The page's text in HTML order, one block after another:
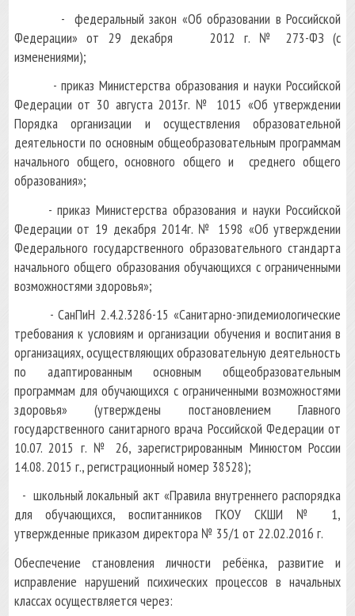
- федеральный закон «Об образовании в Российской
Федерации» от 29 декабря 2012 г. № 273-ФЗ (с
изменениями);
- приказ Министерства образования и науки Российской
Федерации от 30 августа 2013г. № 1015 «Об утверждении
Порядка организации и осуществления образовательной
деятельности по основным общеобразовательным программам
начального общего, основного общего и среднего общего
образования»;
- приказ Министерства образования и науки Российской
Федерации от 19 декабря 2014г. № 1598 «Об утверждении
Федерального государственного образовательного стандарта
начального общего образования обучающихся с ограниченными
возможностями здоровья»;
- СанПиН 2.4.2.3286-15 «Санитарно-эпидемиологические
требования к условиям и организации обучения и воспитания в
организациях, осуществляющих образовательную деятельность
по адаптированным основным общеобразовательным
программам для обучающихся с ограниченными возможностями
здоровья» (утверждены постановлением Главного
государственного санитарного врача Российской Федерации от
10.07. 2015 г. № 26, зарегистрированным Минюстом России
14.08. 2015 г., регистрационный номер 38528);
- школьный локальный акт «Правила внутреннего распорядка
для обучающихся, воспитанников ГКОУ СКШИ № 1,
утвержденные приказом директора № 35/1 от 22.02.2016 г.
Обеспечение становления личности ребёнка, развитие и
исправление нарушений психических процессов в начальных
классах осуществляется через: